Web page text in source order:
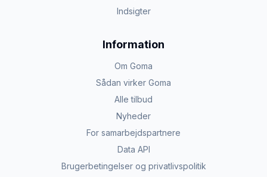
Indsigter
Information
Om Goma
Sådan virker Goma
Alle tilbud
Nyheder
For samarbejdspartnere
Data API
Brugerbetingelser og privatlivspolitik